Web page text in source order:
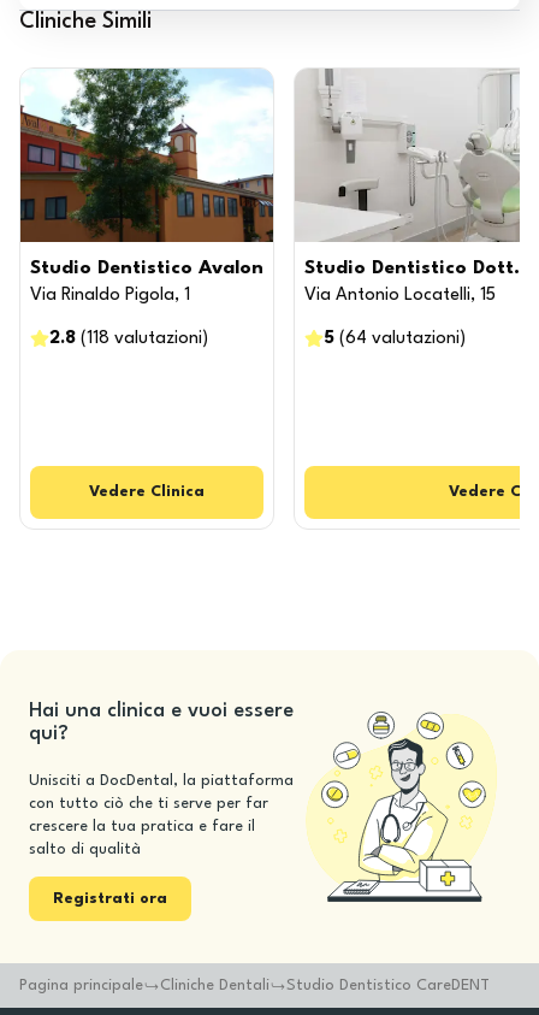
Cliniche Simili
Studio Dentistico Avalon
Via Rinaldo Pigola, 1
2.8 (118 valutazioni )
Vedere Clinica
Studio Dentistico Dott.
Via Antonio Locatelli, 15
5 (64 valutazioni )
Vedere
Hai una clinica e vuoi essere
qui?
Unisciti a DocDental, la piattaforma
con tutto ciò che ti serve per far
crescere la tua pratica e fare il
salto di qualità
Registrati ora
Pagina principale Cliniche Dentali Studio Dentistico CareDENT